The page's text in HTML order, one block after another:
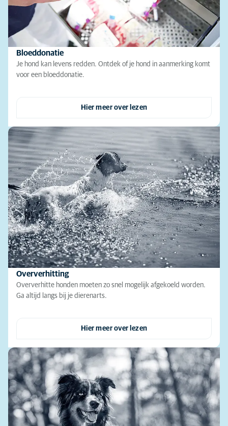
Bloeddonatie
Je hond kan levens redden. Ontdek of je hond in aanmerking komt
voor een bloeddonatie.
Hier meer over lezen
Oververhitting
Oververhitte honden moeten zo snel mogelijk afgekoeld worden.
Ga altijd langs bij je dierenarts.
Hier meer over lezen